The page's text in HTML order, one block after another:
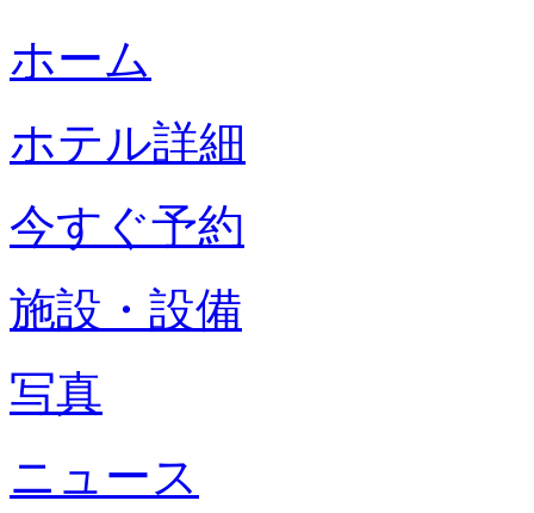
ホーム
ホテル詳細
今すぐ予約
施設・設備
写真
ニュース